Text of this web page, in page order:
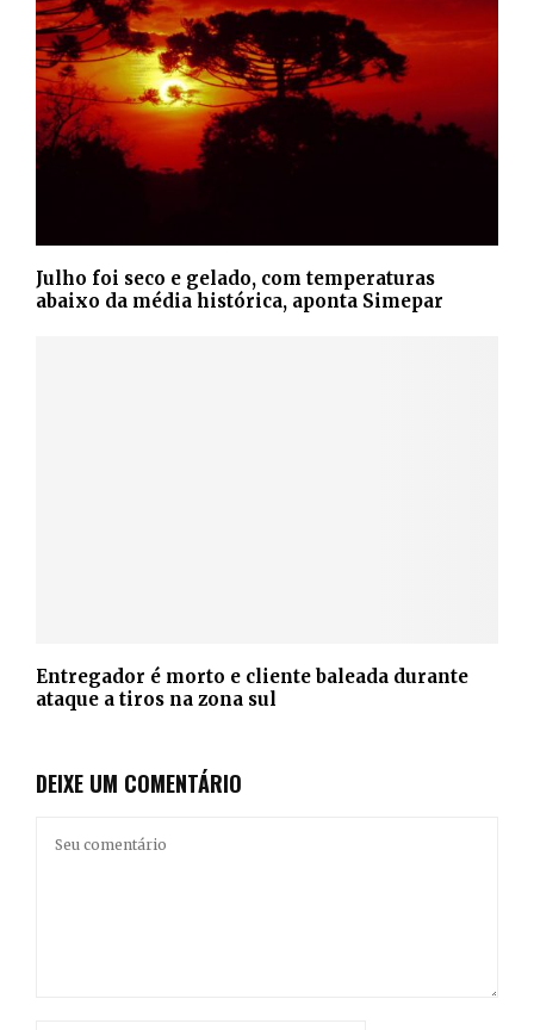
Julho foi seco e gelado, com temperaturas
abaixo da média histórica, aponta Simepar
Entregador é morto e cliente baleada durante
ataque a tiros na zona sul
DEIXE UM COMENTÁRIO